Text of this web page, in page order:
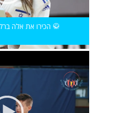
🥋 הכירו את אלה